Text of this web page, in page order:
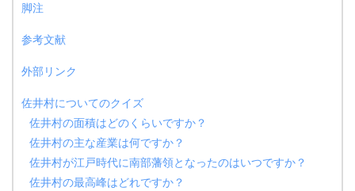
脚注
参考文献
外部リンク
佐井村についてのクイズ
佐井村の面積はどのくらいですか？
佐井村の主な産業は何ですか？
佐井村が江戸時代に南部藩領となったのはいつですか？
佐井村の最高峰はどれですか？